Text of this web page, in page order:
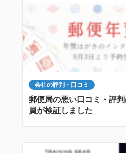
会社の評判・口コミ
郵便局の悪い口コミ・評
員が検証しました